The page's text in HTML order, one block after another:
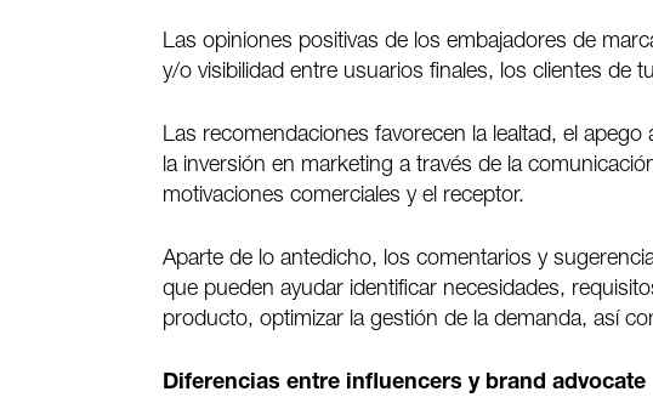
Las opiniones positivas de los embajadores de
y/o visibilidad entre usuarios finales, los clientes de
Las recomendaciones favorecen la lealtad, el
la inversión en marketing a través de la
motivaciones comerciales y el receptor.
Aparte de lo antedicho, los comentarios y
que pueden ayudar identificar necesidades,
producto, optimizar la gestión de la demanda, así
Diferencias entre influencers y brand advocate